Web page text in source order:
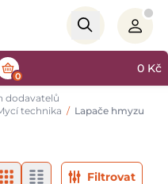
0
0 Kč
dodavatelů
technika / Lapače hmyzu
Filtrovat